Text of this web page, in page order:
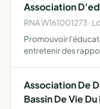
Association
RNA W161001273 ·
Promouvoir
entretenir des
servi…
Association De
Bassin De Vie